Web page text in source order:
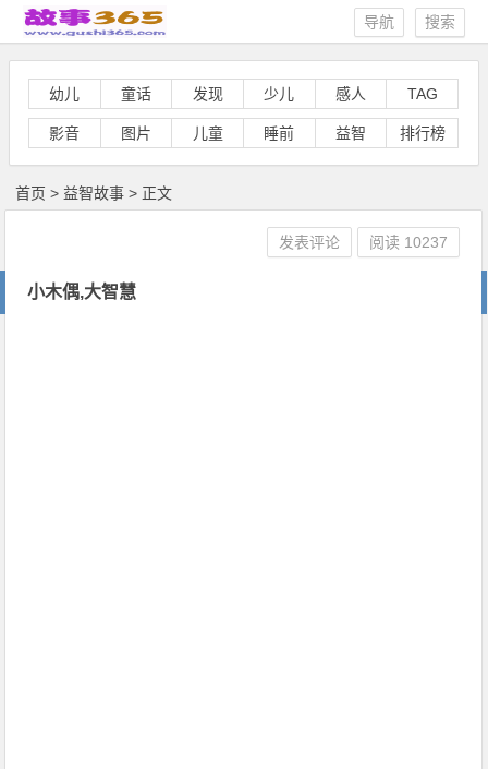
搜索
导航
幼儿 童话 发现 少儿 感人 TAG
影音 图片 儿童 睡前 益智 排行榜
首页 > 益智故事 > 正文
小木偶,大智慧
发表评论 阅读 10237